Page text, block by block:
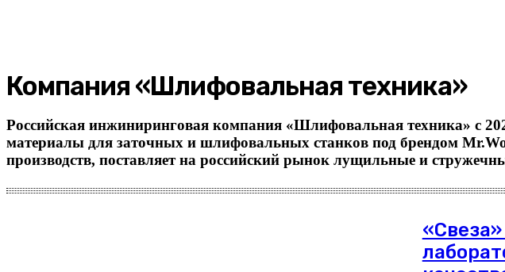
Компания «Шлифовальная техника»
Российская инжиниринговая компания «Шлифовальная техника» с
материалы для заточных и шлифовальных станков под брендом
производств, поставляет на российский рынок лущильные и